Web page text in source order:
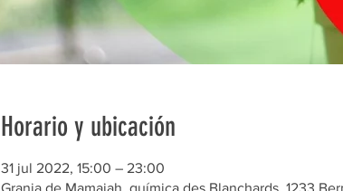
Horario y ubicación
31 jul 2022, 15:00 – 23:00
Granja de Mamajah, química des Blanchards, 1233